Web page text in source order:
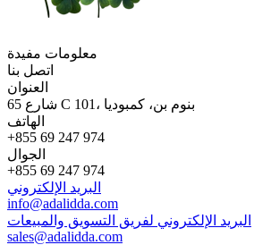
معلومات مفيدة
اتصل بنا
العنوان
65 شارع C 101، بنوم بن، كمبوديا
الهاتف
+855 69 247 974
الجوال
+855 69 247 974
البريد الإلكتروني
info@adalidda.com
البريد الإلكتروني لفريق التسويق والمبيعات
sales@adalidda.com